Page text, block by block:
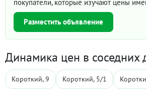
покупатели, которые изучают цены
Разместить объявление
Динамика цен в соседних
Короткий, 9 Короткий, 5/1